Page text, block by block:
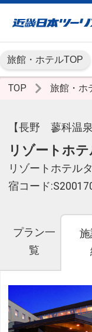
旅館・ホテルTOP
TOP 旅館・ホ
【長野 蓼科温泉
リゾートホ
リゾートホテル
宿コード
プラン一
覧